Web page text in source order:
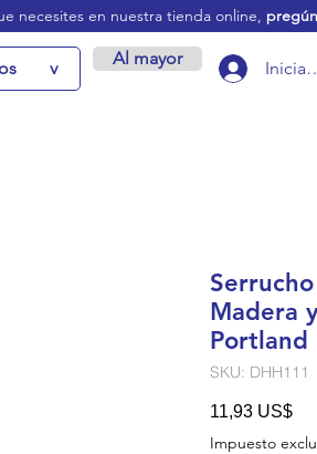
necesites en nuestra tienda online,
v Al mayor Iniciar
Madera
Portland
SKU: DHH111
11,93 US$
Impuesto